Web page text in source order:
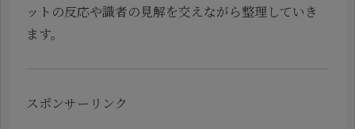
ットの反応や識者の見解を交えながら整理していき
ます。
スポンサーリンク